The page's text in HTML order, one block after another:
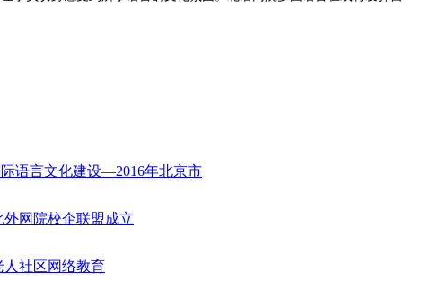
语言文化建设—2016年北京市
网院校企联盟成立
社区网络教育